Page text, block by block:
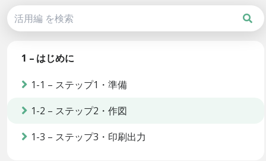
1 – はじめに
1-1 – ステップ1・準備
1-2 – ステップ2・作図
1-3 – ステップ3・印刷出力